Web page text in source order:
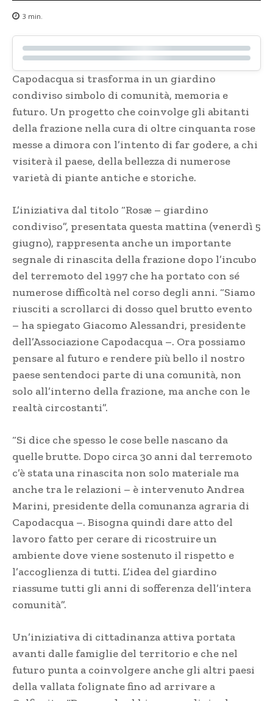
3 min.
Capodacqua si trasforma in un giardino
condiviso simbolo di comunità, memoria e
futuro. Un progetto che coinvolge gli abitanti
della frazione nella cura di oltre cinquanta rose
messe a dimora con l’intento di far godere, a chi
visiterà il paese, della bellezza di numerose
varietà di piante antiche e storiche.
L’iniziativa dal titolo “Rosæ – giardino
condiviso”, presentata questa mattina (venerdì 5
giugno), rappresenta anche un importante
segnale di rinascita della frazione dopo l’incubo
del terremoto del 1997 che ha portato con sé
numerose difficoltà nel corso degli anni. “Siamo
riusciti a scrollarci di dosso quel brutto evento
– ha spiegato Giacomo Alessandri, presidente
dell’Associazione Capodacqua –. Ora possiamo
pensare al futuro e rendere più bello il nostro
paese sentendoci parte di una comunità, non
solo all’interno della frazione, ma anche con le
realtà circostanti”.
“Si dice che spesso le cose belle nascano da
quelle brutte. Dopo circa 30 anni dal terremoto
c’è stata una rinascita non solo materiale ma
anche tra le relazioni – è intervenuto Andrea
Marini, presidente della comunanza agraria di
Capodacqua –. Bisogna quindi dare atto del
lavoro fatto per cerare di ricostruire un
ambiente dove viene sostenuto il rispetto e
l’accoglienza di tutti. L’idea del giardino
riassume tutti gli anni di sofferenza dell’intera
comunità”.
Un’iniziativa di cittadinanza attiva portata
avanti dalle famiglie del territorio e che nel
futuro punta a coinvolgere anche gli altri paesi
della vallata folignate fino ad arrivare a